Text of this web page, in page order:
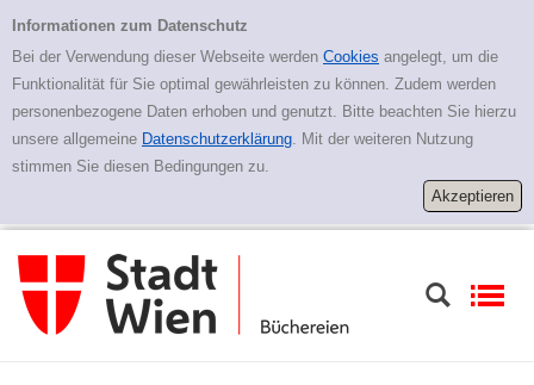
Erweiterte Suche
Informationen zum Datenschutz
Bei der Verwendung dieser Webseite werden Cookies angelegt, um die
Funktionalität für Sie optimal gewährleisten zu können. Zudem werden
personenbezogene Daten erhoben und genutzt. Bitte beachten Sie hierzu
unsere allgemeine Datenschutzerklärung. Mit der weiteren Nutzung
stimmen Sie diesen Bedingungen zu.